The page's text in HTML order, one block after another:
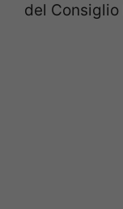
del Consiglio